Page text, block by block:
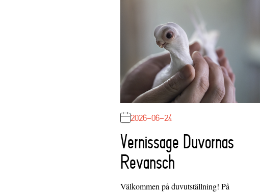
2026-06-24
Vernissage Duvornas
Revansch
Välkommen på duvutställning! På